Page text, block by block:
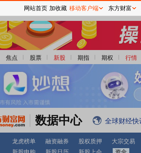
焦点 股票 新股 期指 期权 行情
数据中心 全球财经快
龙虎榜单 融资融券 股权质押 大宗交易
网站首页 加收藏 移动客户端 东方财富